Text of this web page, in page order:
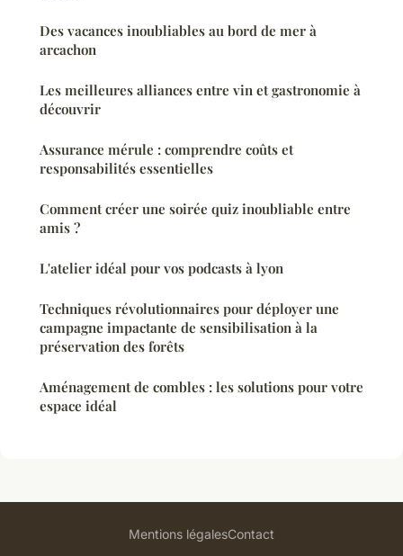
Des vacances inoubliables au bord de mer à
arcachon
Les meilleures alliances entre vin et gastronomie à
découvrir
Assurance mérule : comprendre coûts et
responsabilités essentielles
Comment créer une soirée quiz inoubliable entre
amis ?
L'atelier idéal pour vos podcasts à lyon
Techniques révolutionnaires pour déployer une
campagne impactante de sensibilisation à la
préservation des forêts
Aménagement de combles : les solutions pour votre
espace idéal
Mentions légalesContact